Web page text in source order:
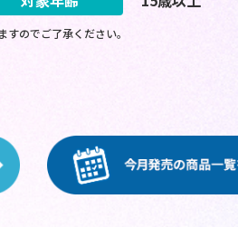
のでご了承ください。